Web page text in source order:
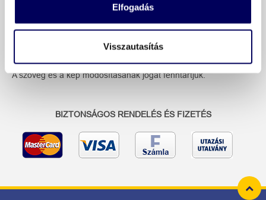
Elfogadás
Visszautasítás
További információk
foglalható.
A szöveg és a kép módosításának jogát fenntartjuk.
BIZTONSÁGOS RENDELÉS ÉS FIZETÉS